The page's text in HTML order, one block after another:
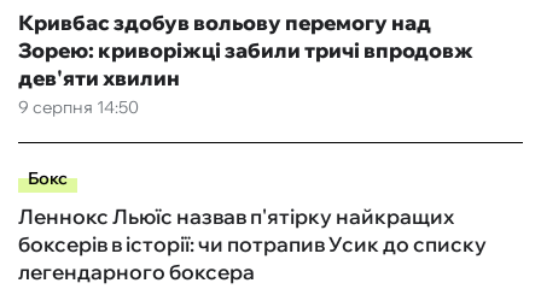
9 серпня 14:50
Кривбас здобув вольову перемогу над
Зорею: криворіжці забили тричі впродовж
дев'яти хвилин
Бокс
Леннокс Льюїс назвав п'ятірку найкращих
боксерів в історії: чи потрапив Усик до списку
легендарного боксера